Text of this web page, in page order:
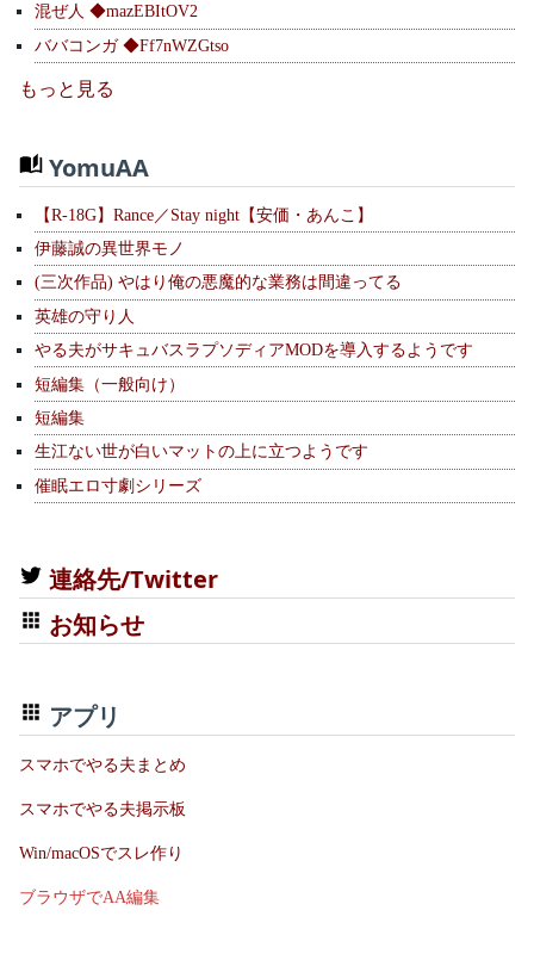
混ぜ人 ◆mazEBItOV2
ババコンガ ◆Ff7nWZGtso
もっと見る
YomuAA
【R-18G】Rance／Stay night【安価・あんこ】
伊藤誠の異世界モノ
(三次作品) やはり俺の悪魔的な業務は間違ってる
英雄の守り人
やる夫がサキュバスラプソディアMODを導入するようです
短編集（一般向け）
短編集
生江ない世が白いマットの上に立つようです
催眠エロ寸劇シリーズ
連絡先/Twitter
お知らせ
アプリ
スマホでやる夫まとめ
スマホでやる夫掲示板
Win/macOSでスレ作り
ブラウザでAA編集